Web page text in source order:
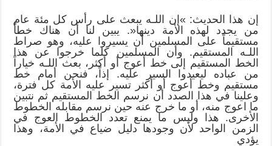
إن هذا الحديث: »إن اللـه يبعث على رأس كل مئة عام
من يجدد لهذه الأمة دينها«. يبين لنا أن هناك خطاً
مستقيماً على المسلمين أن يسيروا عليه، وهو صراط
اللـه المستقيم. وأن المسلمين كلما خرجوا عن هذا
الخط المستقيم إلى خط أعوج أو أكثر، بعث اللـه خياراً
من عباده ليعيدوا السير عليه. إذاً، فنحن أمام خط
مستقيم وخط أعوج أو أكثر تسير عليه الأمة كل فترة،
وعلينا في هذا الصدد أن نرسم الخط المستقيم ثم نتبين
ما اعوج منه، أو ما خرج عنه حين نرسم مقابله الخطوط
الأخرى. هذا وليس ما يمنع تعدد الخطوط العوج في
الزمن الواحد لأن وجودها دليل ضياع في الأمة، وهذا
يؤدي